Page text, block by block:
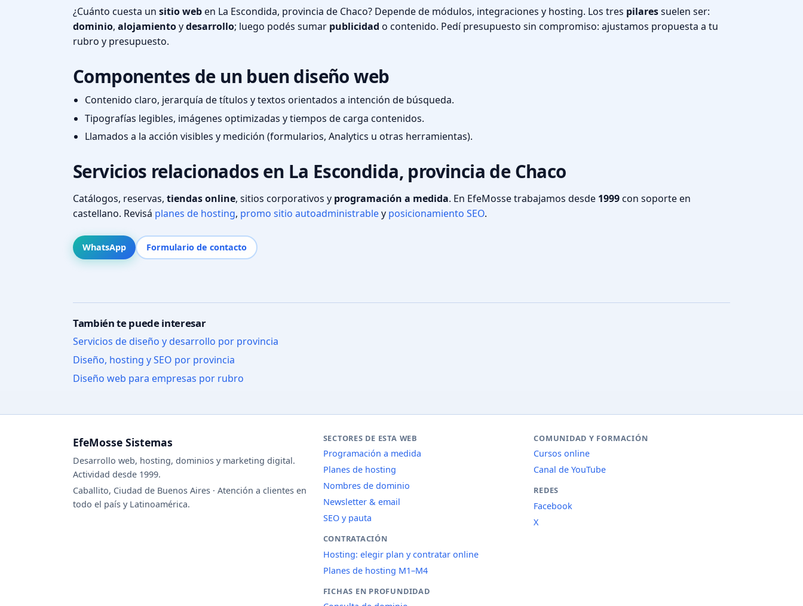
¿Cuánto cuesta un sitio weben La Escondida, provincia de Chaco? Depende de módulos, integraciones y hosting. Los tres pilaressuelen ser:
dominio, alojamientoydesarrollo; luego podés sumar publicidad o contenido. Pedí presupuesto sin compromiso: ajustamos propuesta a tu
rubro y presupuesto.
Componentes de un buen diseño web
Contenido claro, jerarquía de títulos y textos orientados a intención de búsqueda.
Tipografías legibles, imágenes optimizadas y tiempos de carga contenidos.
Llamados a la acción visibles y medición (formularios, Analytics u otras herramientas).
Servicios relacionados en La Escondida, provincia de Chaco
Catálogos, reservas, tiendas online, sitios corporativos y programación a medida. En EfeMosse trabajamos desde 1999con soporte en
castellano. Revisá planes de hosting, promo sitio autoadministrabley posicionamiento SEO.
WhatsApp Formulario de contacto
También te puede interesar
Servicios de diseño y desarrollo por provincia
Diseño, hosting y SEO por provincia
Diseño web para empresas por rubro
EfeMosse Sistemas
Desarrollo web, hosting, dominios y marketing digital.
Actividad desde 1999.
Caballito, Ciudad de Buenos Aires · Atención a clientes en
todo el país y Latinoamérica.
SECTORES DE ESTA WEB
Programación a medida
Planes de hosting
Nombres de dominio
Newsletter & email
SEO y pauta
CONTRATACIÓN
Hosting: elegir plan y contratar online
Planes de hosting M1–M4
FICHAS EN PROFUNDIDAD
COMUNIDAD Y FORMACIÓN
Cursos online
Canal de YouTube
REDES
Facebook
X